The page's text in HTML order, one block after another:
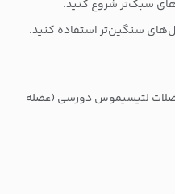
سبک‌تر شروع کنید.
سنگین‌تر استفاده کنید.
لتیسیموس دورسی (عضله